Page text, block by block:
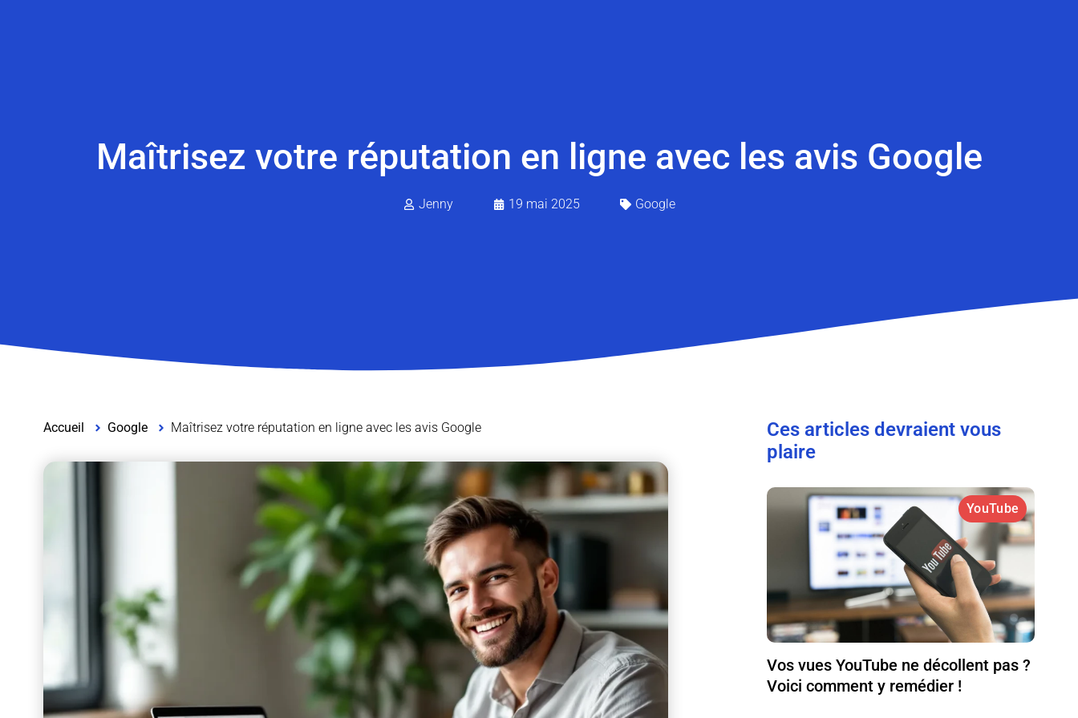
Maîtrisez votre réputation en ligne avec les avis Google
Jenny 19 mai 2025 Google
Accueil Google Maîtrisez votre réputation en ligne avec les avis Google
Ces articles devraient vous
plaire
YouTube
Vos vues YouTube ne décollent pas ?
Voici comment y remédier !